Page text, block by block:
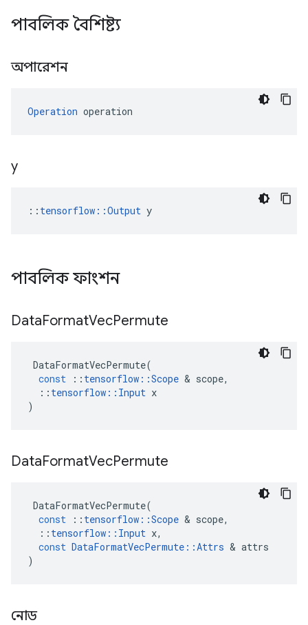
পাবলিক বৈশিষ্ট্য
অপারেশন
Operation operation
y
:: tensorflow::Output y
পাবলিক ফাংশন
DataFormatVecPermute
DataFormatVecPermute(
const
:: tensorflow ::Scope & scope,
:: tensorflow :: Input x
)
DataFormatVecPermute
DataFormatVecPermute(
const
:: tensorflow ::Scope & scope,
:: tensorflow :: Input x,
const DataFormatVecPermute ::Attrs & attrs
)
নোড